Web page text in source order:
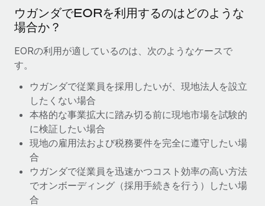
法令順守した法人をスピーディに設立
移住・転勤
従業員の異動をスムーズに
福利厚生
従業員の福利厚生を簡単に管理
税務
ブログ
Remoteの製品アップデート：GustoとXeroの統合お
よびContractor Management Plus（契約社員管理
プラス）
Remoteの使命は、世界のどこにいても、あらゆる規模の企業が
業務に最適な人材を採用し、管理し、給与を支給できるようにす
ることです。この数週間で、新しい統合、機能、改良点をリリー
スしました。...
ウガンダでEORを利用するのはどのような
場合か？
EORの利用が適しているのは、次のようなケースで
す。
ウガンダで従業員を採用したいが、現地法人を設立
したくない場合
本格的な事業拡大に踏み切る前に現地市場を試験的
に検証したい場合
現地の雇用法および税務要件を完全に遵守したい場
合
ウガンダで従業員を迅速かつコスト効率の高い方法
でオンボーディング（採用手続きを行う）したい場
合